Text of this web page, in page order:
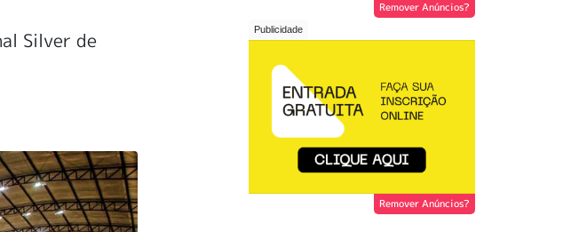
Silver de
Remover Anúncios?
Remover Anúncios?